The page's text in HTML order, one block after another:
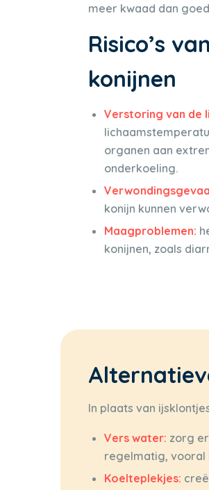
meer kwaad dan
Risico’s
konijnen
Verstoring van de
organen aan
onderkoeling.
konijn kunnen
Maagproblemen:
konijnen, zoals
In plaats van
Vers water: zorg
regelmatig, vooral
Koelteplekjes: